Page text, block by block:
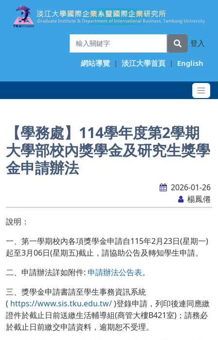
登入
網站導覽 | 淡江大學首頁 | English
【學務處】114學年度第2學期
大學部校內獎學金及研究生獎學
金申請辦法
2026-01-26
楊鳳僊
說明：
一、第一學期校內各項獎學金申請自115年2月23日(星期一)
起至3月06日(星期五)截止，請協助公告及轉知學生申請。
二、申請辦法詳如附件: 申請辦法公告表。
三、獎學金申請書請至學生事務資訊系統
( https://www.sis.tku.edu.tw/)登錄申請，列印後連同應繳
證件於截止日前送繳生活輔導組(商管大樓B421室)；請務必
於截止日前繳交申請資料，逾期恕不受理。